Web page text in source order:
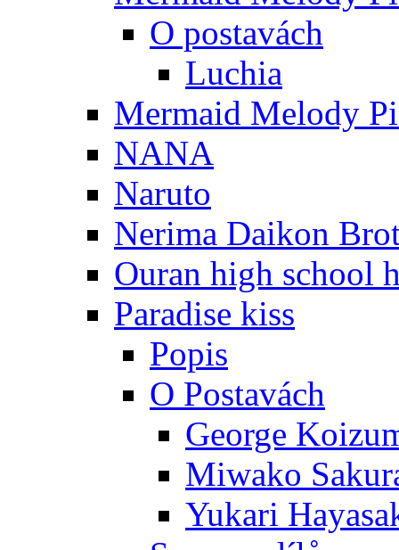
O postavách
Luchia
Mermaid Melody
NANA
Naruto
Nerima Daikon
Ouran high school
Paradise kiss
Popis
O Postavách
George
Miwako
Yukari